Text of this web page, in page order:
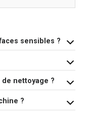
sensibles ?
de nettoyage ?
?